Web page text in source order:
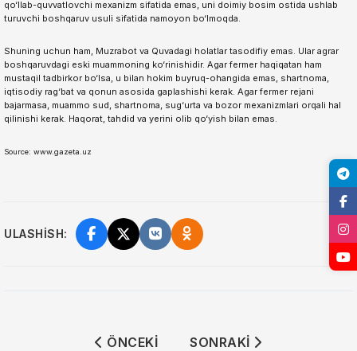
qo‘llab-quvvatlovchi mexanizm sifatida emas, uni doimiy bosim ostida ushlab
turuvchi boshqaruv usuli sifatida namoyon bo‘lmoqda.
Shuning uchun ham, Muzrabot va Quvadagi holatlar tasodifiy emas. Ular agrar
boshqaruvdagi eski muammoning ko‘rinishidir. Agar fermer haqiqatan ham
mustaqil tadbirkor bo‘lsa, u bilan hokim buyruq-ohangida emas, shartnoma,
iqtisodiy rag‘bat va qonun asosida gaplashishi kerak. Agar fermer rejani
bajarmasa, muammo sud, shartnoma, sug‘urta va bozor mexanizmlari orqali hal
qilinishi kerak. Haqorat, tahdid va yerini olib qo‘yish bilan emas.
Source: www.gazeta.uz
ULASHISH:
ÖNCEKI MAKALE: UZBEKISTAN
ÖNCEKI SONRAKI MAKALE: ESKI
SONRAKI